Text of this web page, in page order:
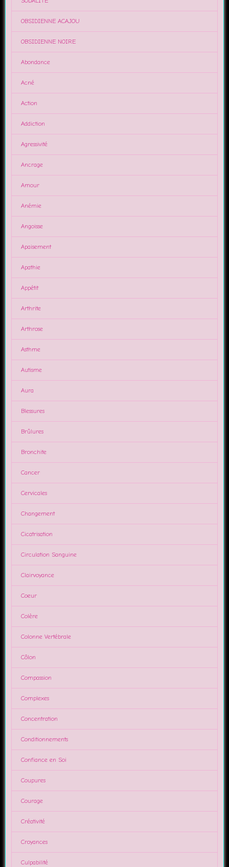
OBSIDIENNE ACAJOU
OBSIDIENNE NOIRE
Abondance
Acné
Action
Addiction
Agressivité
Ancrage
Amour
Anémie
Angoisse
Apaisement
Apathie
Appétit
Arthrite
Arthrose
Asthme
Autisme
Aura
Blessures
Brûlures
Bronchite
Cancer
Cervicales
Changement
Cicatrisation
Circulation Sanguine
Clairvoyance
Coeur
Colère
Colonne Vertébrale
Côlon
Compassion
Complexes
Concentration
Conditionnements
Confiance en Soi
Coupures
Courage
Créativité
Croyances
Culpabilité